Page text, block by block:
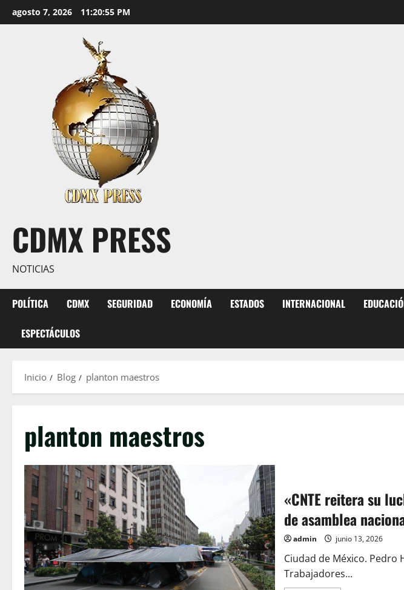
al
agosto 7, 2026 11:20:55 PM
CDMX PRESS
NOTICIAS
POLÍTICA CDMX SEGURIDAD ECONOMÍA ESTADOS INTERNACIONAL
ESPECTÁCULOS
Inicio Blog planton maestros
planton maestros
«CNTE reitera su
de asamblea
admin junio 13, 2026
Ciudad de México. Pedro
Trabajadores...